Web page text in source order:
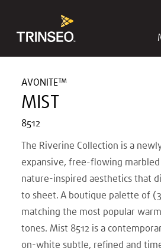
AVONITE™
MIST
8512
The Riverine Collection is a
expansive, free-flowing
nature-inspired aesthetics that
to sheet. A boutique palette of
matching the most popular
tones. Mist 8512 is a
on-white subtle, refined and